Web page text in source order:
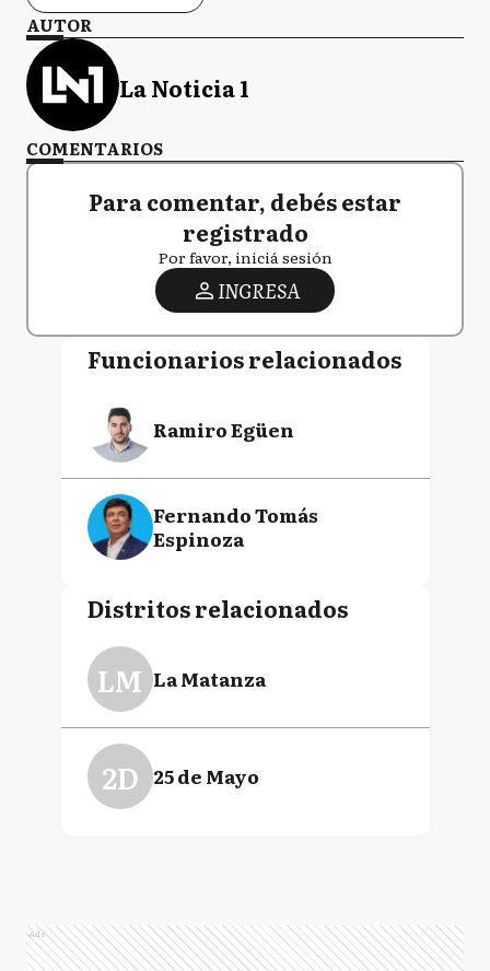
AUTOR
La Noticia 1
COMENTARIOS
Para comentar, debés estar
registrado
Por favor, iniciá sesión
INGRESA
Funcionarios relacionados
Ramiro Egüen
Fernando Tomás
Espinoza
Distritos relacionados
LM La Matanza
2D 25 de Mayo
Ads